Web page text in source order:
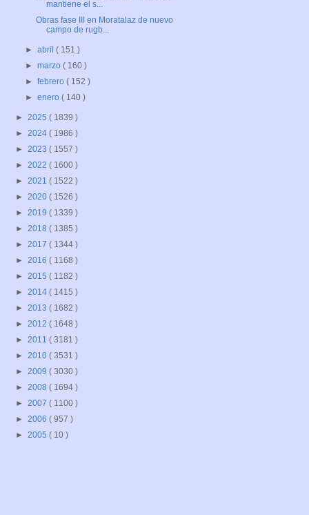
mantiene el s...
Obras fase III en Moratalaz de nuevo
campo de rugb...
►abril( 151 )
►marzo( 160 )
►febrero( 152 )
►enero( 140 )
► 2025 ( 1839 )
► 2024 ( 1986 )
► 2023 ( 1557 )
► 2022 ( 1600 )
► 2021 ( 1522 )
► 2020 ( 1526 )
► 2019 ( 1339 )
► 2018 ( 1385 )
► 2017 ( 1344 )
► 2016 ( 1168 )
► 2015 ( 1182 )
► 2014 ( 1415 )
► 2013 ( 1682 )
► 2012 ( 1648 )
► 2011 ( 3181 )
► 2010 ( 3531 )
► 2009 ( 3030 )
► 2008 ( 1694 )
► 2007 ( 1100 )
► 2006 ( 957 )
► 2005 ( 10 )